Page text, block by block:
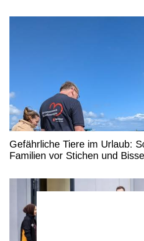
Gefährliche Tiere im Urlaub:
Familien vor Stichen und